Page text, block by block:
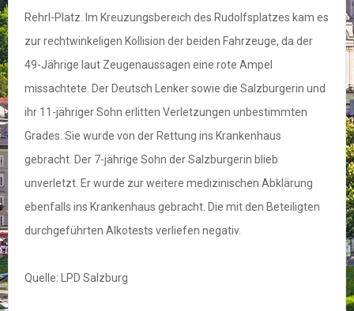
Rehrl-Platz. Im Kreuzungsbereich des Rudolfsplatzes kam es
zur rechtwinkeligen Kollision der beiden Fahrzeuge, da der
49-Jährige laut Zeugenaussagen eine rote Ampel
missachtete. Der Deutsch Lenker sowie die Salzburgerin und
ihr 11-jähriger Sohn erlitten Verletzungen unbestimmten
Grades. Sie wurde von der Rettung ins Krankenhaus
gebracht. Der 7-jährige Sohn der Salzburgerin blieb
unverletzt. Er wurde zur weitere medizinischen Abklärung
ebenfalls ins Krankenhaus gebracht. Die mit den Beteiligten
durchgeführten Alkotests verliefen negativ.
Quelle: LPD Salzburg